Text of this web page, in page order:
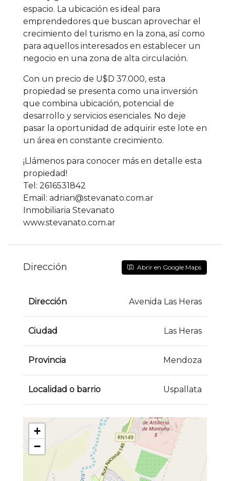
espacio. La ubicación es ideal para
emprendedores que buscan aprovechar el
crecimiento del turismo en la zona, así como
para aquellos interesados en establecer un
negocio en una zona de alta circulación.
Con un precio de U$D 37.000, esta
propiedad se presenta como una inversión
que combina ubicación, potencial de
desarrollo y servicios esenciales. No deje
pasar la oportunidad de adquirir este lote en
un área en constante crecimiento.
¡Llámenos para conocer más en detalle esta
propiedad!
Tel: 2616531842
Email: adrian@stevanato.com.ar
Inmobiliaria Stevanato
www.stevanato.com.ar
Dirección Abrir en Google Maps
Dirección Avenida Las Heras
Ciudad Las Heras
Provincia Mendoza
Localidad o barrio Uspallata
+
−